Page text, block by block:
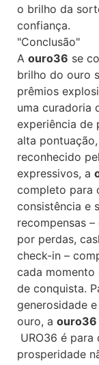
o brilho da
confiança.
"Conclusão"
A ouro36 se
brilho do ouro
prêmios
uma curadoria
experiência de
alta
reconhecido
expressivos, a
completo para
consistência e
recompensas
por perdas,
check-in –
cada momento
de conquista.
generosidade
ouro, a ouro36
URO36 é para
prosperidade